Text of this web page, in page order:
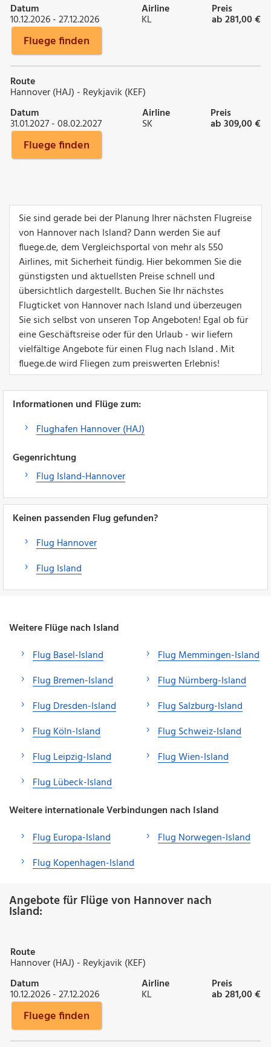
Datum
10.12.2026 - 27.12.2026
Airline
KL
Preis
ab 281,00 €
Fluege finden
Route
Hannover (HAJ) - Reykjavik (KEF)
Datum
31.01.2027 - 08.02.2027
Airline
SK
Preis
ab 309,00 €
Fluege finden
Sie sind gerade bei der Planung Ihrer nächsten Flugreise
von Hannover nach Island? Dann werden Sie auf
fluege.de, dem Vergleichsportal von mehr als 550
Airlines, mit Sicherheit fündig. Hier bekommen Sie die
günstigsten und aktuellsten Preise schnell und
übersichtlich dargestellt. Buchen Sie Ihr nächstes
Flugticket von Hannover nach Island und überzeugen
Sie sich selbst von unseren Top Angeboten! Egal ob für
eine Geschäftsreise oder für den Urlaub - wir liefern
vielfältige Angebote für einen Flug nach Island . Mit
fluege.de wird Fliegen zum preiswerten Erlebnis!
Informationen und Flüge zum:
Flughafen Hannover (HAJ)
Gegenrichtung
Flug Island-Hannover
Keinen passenden Flug gefunden?
Flug Hannover
Flug Island
Weitere Flüge nach Island
Flug Basel-Island
Flug Bremen-Island
Flug Dresden-Island
Flug Köln-Island
Flug Leipzig-Island
Flug Lübeck-Island
Flug Memmingen-Island
Flug Nürnberg-Island
Flug Salzburg-Island
Flug Schweiz-Island
Flug Wien-Island
Weitere internationale Verbindungen nach Island
Flug Europa-Island
Flug Kopenhagen-Island
Flug Norwegen-Island
Angebote für Flüge von Hannover nach
Island:
Route
Hannover (HAJ) - Reykjavik (KEF)
Datum
10.12.2026 - 27.12.2026
Airline
KL
Preis
ab 281,00 €
Fluege finden